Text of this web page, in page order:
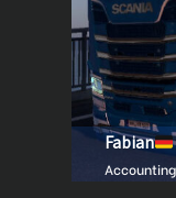
Fabian
Accounting